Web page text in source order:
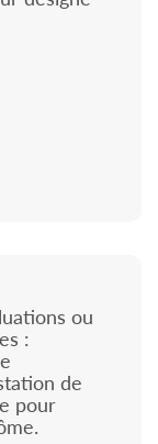
ou
:
de
pour